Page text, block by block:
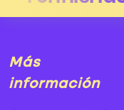
Más
información